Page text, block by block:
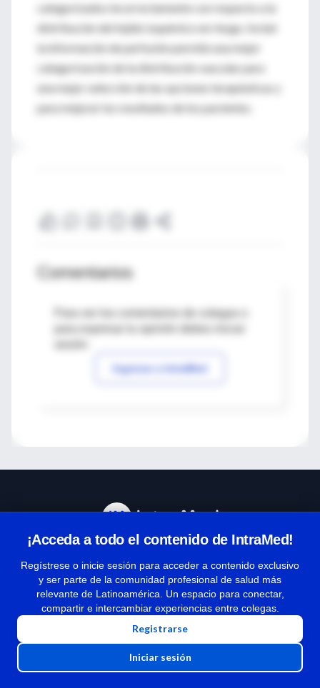
categorizados incorrectamente con respecto a la
distribución del tejido isquémico en riesgo. Incluir
la información de perfusión permite una mejor
categorización de la distribución vascular para
una mejor selección de las opciones terapéuticas y
para mejorar los resultados de los pacientes.
Comentarios
Para ver los comentarios de colegas o
Ingresar a IntraMed
¡Acceda a todo el contenido de IntraMed!
Regístrese o inicie sesión para acceder a contenido exclusivo
y ser parte de la comunidad profesional de salud más
relevante de Latinoamérica. Un espacio para conectar,
compartir e intercambiar experiencias entre colegas.
Registrarse
Iniciar sesión
Términos y condiciones
| Políticas de privacidad
| Todos los derechos reservados | Copyright 1997-2026